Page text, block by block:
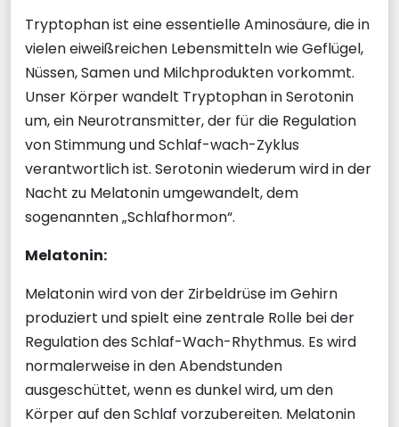
Tryptophan ist eine essentielle Aminosäure, die in
vielen eiweißreichen Lebensmitteln wie Geflügel,
Nüssen, Samen und Milchprodukten vorkommt.
Unser Körper wandelt Tryptophan in Serotonin
um, ein Neurotransmitter, der für die Regulation
von Stimmung und Schlaf-wach-Zyklus
verantwortlich ist. Serotonin wiederum wird in der
Nacht zu Melatonin umgewandelt, dem
sogenannten „Schlafhormon“.
Melatonin:
Melatonin wird von der Zirbeldrüse im Gehirn
produziert und spielt eine zentrale Rolle bei der
Regulation des Schlaf-Wach-Rhythmus. Es wird
normalerweise in den Abendstunden
ausgeschüttet, wenn es dunkel wird, um den
Körper auf den Schlaf vorzubereiten. Melatonin